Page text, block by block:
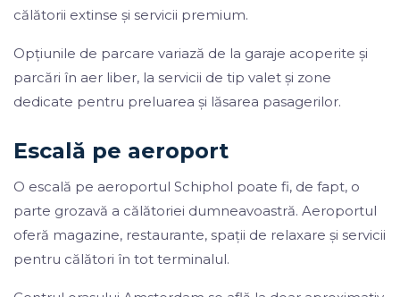
călătorii extinse și servicii premium.
Opțiunile de parcare variază de la garaje acoperite și
parcări în aer liber, la servicii de tip valet și zone
dedicate pentru preluarea și lăsarea pasagerilor.
Escală pe aeroport
O escală pe aeroportul Schiphol poate fi, de fapt, o
parte grozavă a călătoriei dumneavoastră. Aeroportul
oferă magazine, restaurante, spații de relaxare și servicii
pentru călători în tot terminalul.